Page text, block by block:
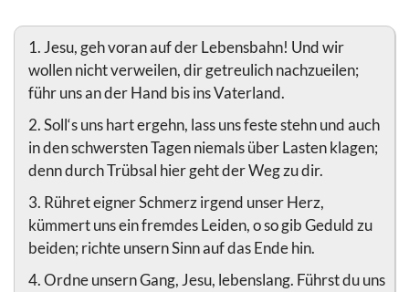
1. Jesu, geh voran auf der Lebensbahn! Und wir
wollen nicht verweilen, dir getreulich nachzueilen;
führ uns an der Hand bis ins Vaterland.
2. Soll‘s uns hart ergehn, lass uns feste stehn und auch
in den schwersten Tagen niemals über Lasten klagen;
denn durch Trübsal hier geht der Weg zu dir.
3. Rühret eigner Schmerz irgend unser Herz,
kümmert uns ein fremdes Leiden, o so gib Geduld zu
beiden; richte unsern Sinn auf das Ende hin.
4. Ordne unsern Gang, Jesu, lebenslang. Führst du uns